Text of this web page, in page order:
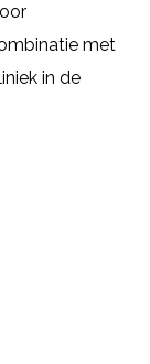
met
in de